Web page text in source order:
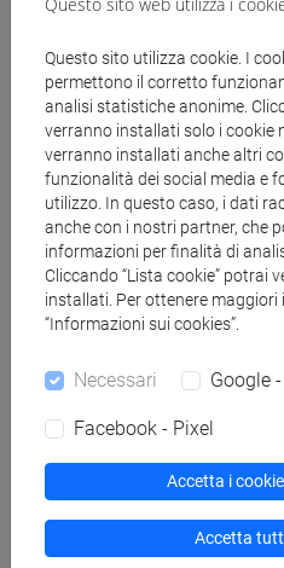
antropologia dell'asia
DELL'AFRICA
magistrale (DM270)
vicino e medio oriente
[LM80] STUDI
MIGRAZIONE,
Laurea magistrale
percorso comune /
Mutua da
ESERCITAZIONI 2B DI
Questo sito utilizza cookie. I
permettono il corretto
analisi statistiche anonime.
verranno installati solo i cookie
verranno installati anche altri
funzionalità dei social media e
utilizzo. In questo caso, i dati
anche con i nostri partner, che
informazioni per finalità di
Cliccando “Lista cookie” potrai
installati. Per ottenere
“Informazioni sui cookies”.
Necessari Google
Facebook - Pixel
Accetta i
Accetta